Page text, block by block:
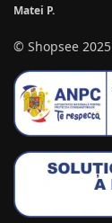
Matei P.
© Shopsee 2025